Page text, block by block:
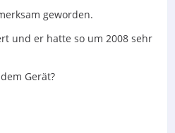
geworden.
und er hatte so um 2008 sehr
Gerät?